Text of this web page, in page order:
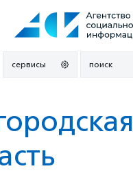
сервисы поиск